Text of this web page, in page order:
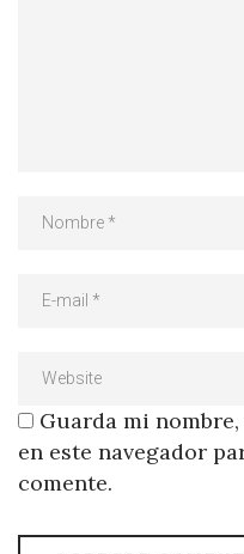
Guarda mi
en este navegador
comente.